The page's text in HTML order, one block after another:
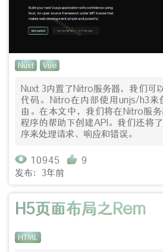
Nuxt Vue
Nuxt 3内置了Nitro服务器，我们可
代码。Nitro在内部使用unjs/h3来
由。在本文中，我们将在Nitro服
程序的帮助下创建API。我们还将
序来处理请求、响应和错误。
10945
9
发布：3年前
H5页面布局之Rem
HTML